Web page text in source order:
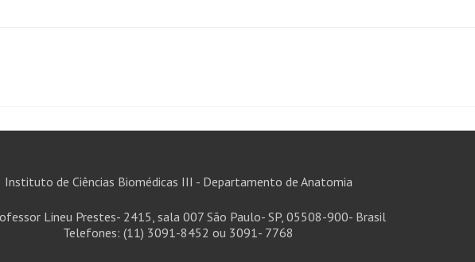
Instituto de Ciências Biomédicas III - Departamento de Anatomia
Lineu Prestes- 2415, sala 007 São Paulo- SP, 05508-900- Brasil
Telefones: (11) 3091-8452 ou 3091- 7768